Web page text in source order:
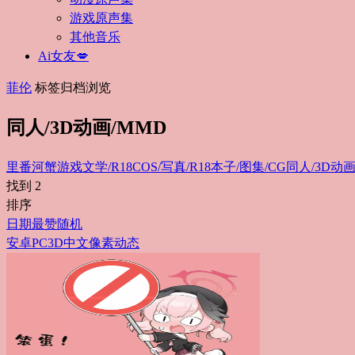
游戏原声集
其他音乐
Ai女友💋
菲伦 标签归档浏览
同人/3D动画/MMD
里番河蟹游戏文学/R18COS/写真/R18本子/图集/CG同人/3D动
找到 2
排序
日期最赞随机
安卓PC3D中文像素动态